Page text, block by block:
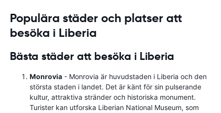
Populära städer och platser att
besöka i Liberia
Bästa städer att besöka i Liberia
Monrovia - Monrovia är huvudstaden i Liberia och den
största staden i landet. Det är känt för sin pulserande
kultur, attraktiva stränder och historiska monument.
Turister kan utforska Liberian National Museum, som